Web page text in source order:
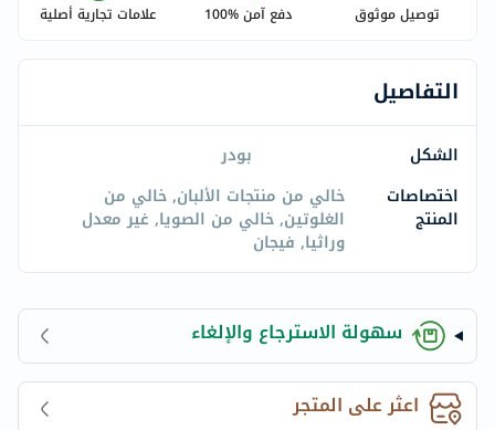
توصيل موثوق دفع آمن %100 علامات تجارية أصلية
التفاصيل
الشكل
بودر
اختصاصات
المنتج
خالي من منتجات الألبان, خالي من
الغلوتين, خالي من الصويا, غير معدل
وراثيا, فيجان
سهولة الاسترجاع والإلغاء
اعثر على المتجر